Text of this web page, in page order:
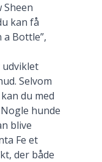
kan få
a Bottle”,
udviklet
Selvom
du med
hunde
blive
Fe et
der både